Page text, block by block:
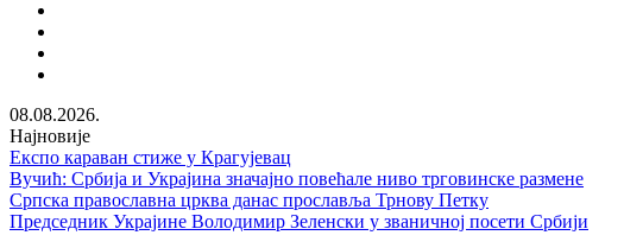
08.08.2026.
Најновије
Експо караван стиже у Крагујевац
Вучић: Србија и Украјина значајно повећале ниво трговинске размене
Српска православна црква данас прославља Трнову Петку
Председник Украјине Володимир Зеленски у званичној посети Србији